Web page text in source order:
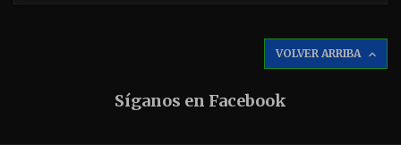
VOLVER ARRIBA 
Síganos en Facebook